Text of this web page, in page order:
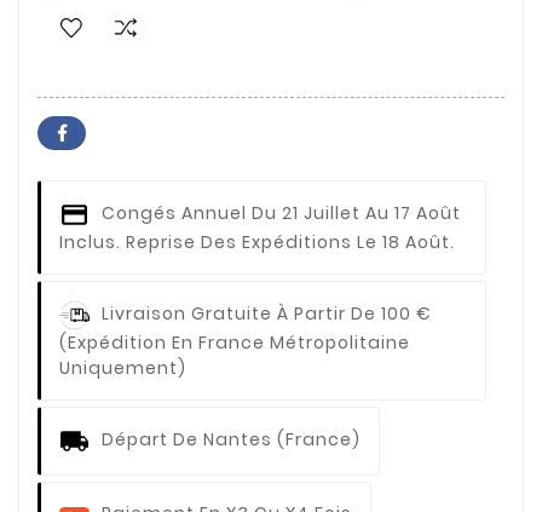
Congés Annuel Du 21 Juillet Au 17 Août
Inclus. Reprise Des Expéditions Le 18 Août.
Livraison Gratuite À Partir De 100 €
(expédition En France Métropolitaine
Uniquement)
Départ De Nantes (France)